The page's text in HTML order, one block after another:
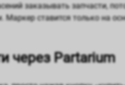
заказывать запчасти,
Маркер ставится только на
через Partarium